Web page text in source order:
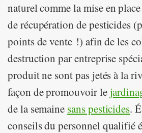
naturel comme la mise en
de récupération de pesticides
points de vente !) afin de les
destruction par entreprise
produit ne sont pas jetés à la
façon de promouvoir le
de la semaine sans pesticides.
conseils du personnel qualifié